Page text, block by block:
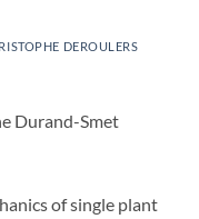
DEROULERS
Durand-Smet
of single plant